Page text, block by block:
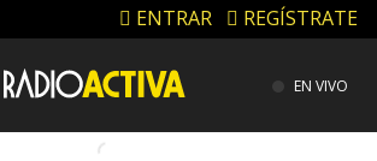
ENTRAR REGÍSTRATE
EN VIVO